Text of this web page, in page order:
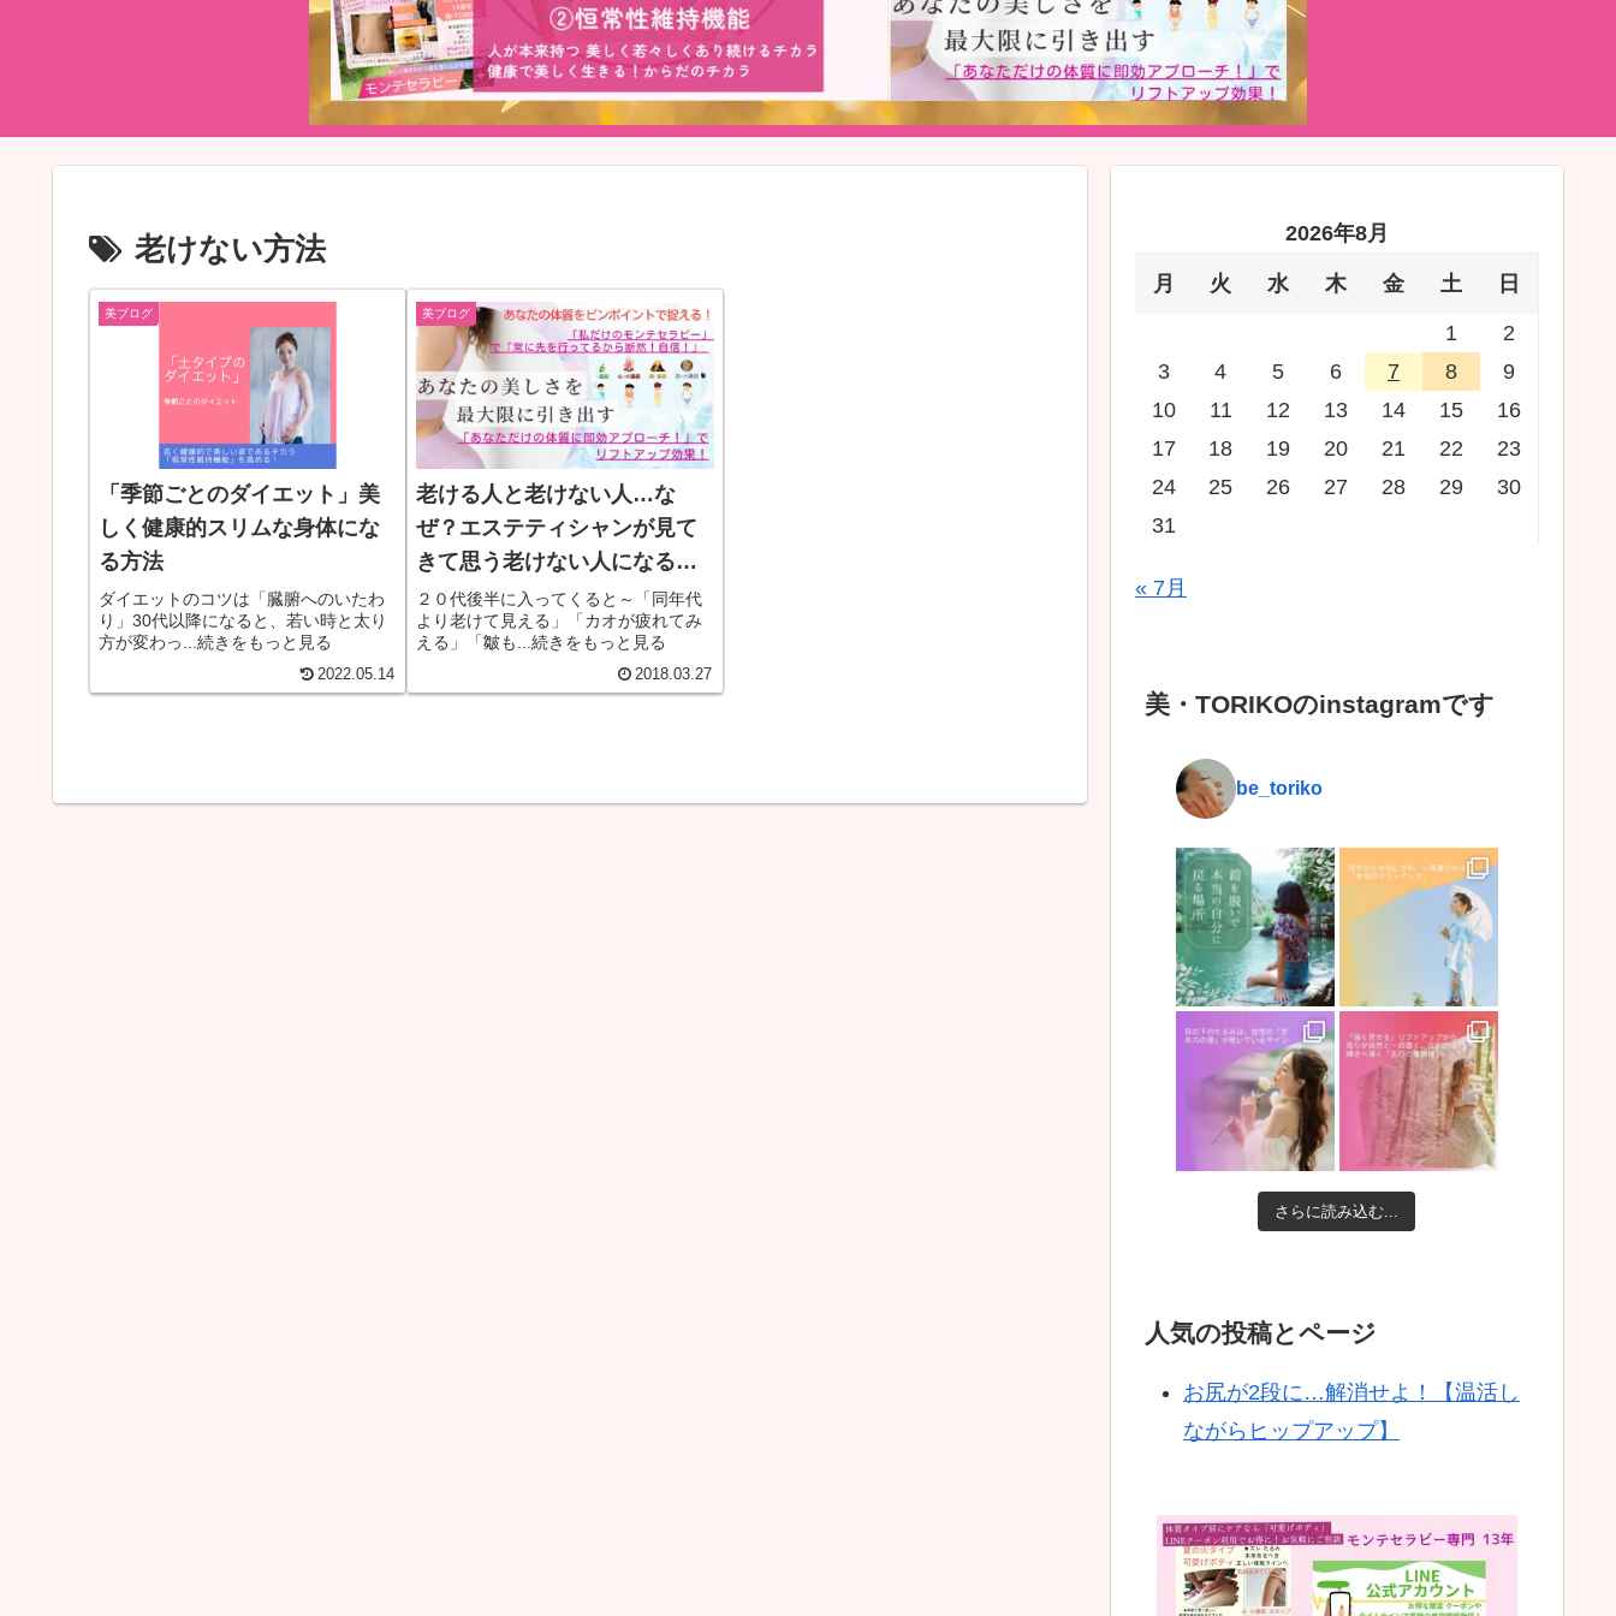
老けない方法
美ブログ
「季節ごとのダイエット」美
しく健康的スリムな身体にな
る方法
ダイエットのコツは「臓腑へのいたわ
り」30代以降になると、若い時と太り
方が変わっ...続きをもっと見る
2022.05.14
美ブログ
老ける人と老けない人…な
ぜ？エステティシャンが見て
きて思う老けない人になる方
法
２０代後半に入ってくると～「同年代
より老けて見える」「カオが疲れてみ
える」「皺も...続きをもっと見る
2018.03.27
2026年8月
月 火 水 木 金 土 日
1
2
3
4 5 6 7 8
9
10
11 12 13 14 15
16
17
18 19 20 21 22
23
24
25 26 27 28 29
30
31
« 7月
美・TORIKOのinstagramです
be_toriko
さらに読み込む...
人気の投稿とページ
お尻が2段に…解消せよ！【温活し
ながらヒップアップ】